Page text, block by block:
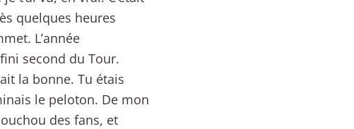
quelques heures
L’année
second du Tour.
la bonne. Tu étais
le peloton. De mon
des fans, et